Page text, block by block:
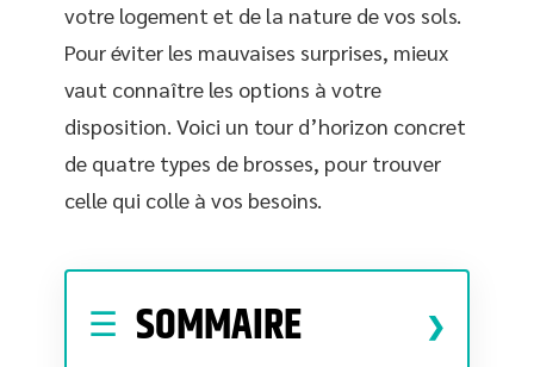
votre logement et de la nature de vos sols.
Pour éviter les mauvaises surprises, mieux
vaut connaître les options à votre
disposition. Voici un tour d’horizon concret
de quatre types de brosses, pour trouver
celle qui colle à vos besoins.
SOMMAIRE